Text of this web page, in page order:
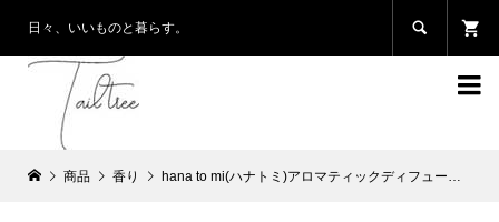
日々、いいものと暮らす。 

商品 香り hana to mi(ハナトミ)アロマティックディフューザー kurobo 105ｍL